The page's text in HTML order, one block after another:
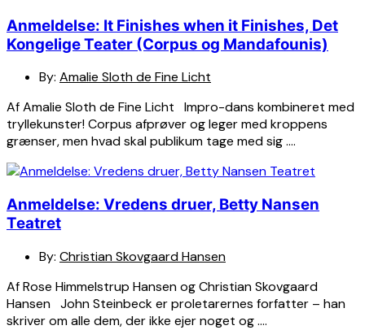
Anmeldelse: It Finishes when it Finishes, Det
Kongelige Teater (Corpus og Mandafounis)
By: Amalie Sloth de Fine Licht
Af Amalie Sloth de Fine Licht Impro-dans kombineret med
tryllekunster! Corpus afprøver og leger med kroppens
grænser, men hvad skal publikum tage med sig ….
Anmeldelse: Vredens druer, Betty Nansen
Teatret
By: Christian Skovgaard Hansen
Af Rose Himmelstrup Hansen og Christian Skovgaard
Hansen John Steinbeck er proletarernes forfatter – han
skriver om alle dem, der ikke ejer noget og ….